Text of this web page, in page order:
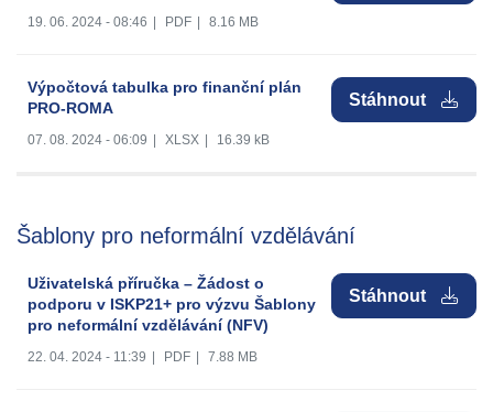
19. 06. 2024 - 08:46 PDF 8.16 MB
Výpočtová tabulka pro finanční plán
PRO-ROMA
07. 08. 2024 - 06:09 XLSX 16.39 kB
Stáhnout
Šablony pro neformální vzdělávání
Uživatelská příručka – Žádost o
podporu v ISKP21+ pro výzvu Šablony
pro neformální vzdělávání (NFV)
22. 04. 2024 - 11:39 PDF 7.88 MB
Stáhnout